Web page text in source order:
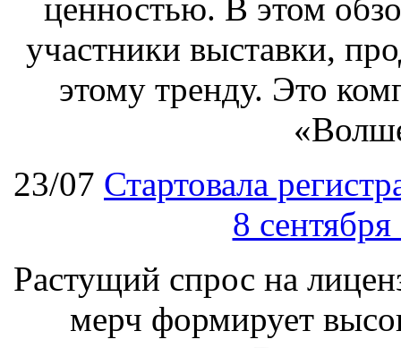
ценностью. В этом
участники выставки,
этому тренду. Это
23/07 Стартовала
8
Растущий спрос на
мерч формирует